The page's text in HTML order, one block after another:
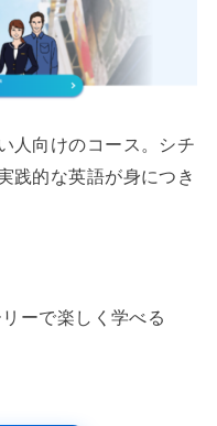
人向けのコース。シチ
践的な英語が身につき
ーで楽しく学べる